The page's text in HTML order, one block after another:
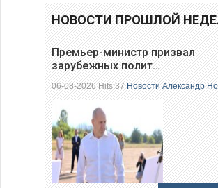
НОВОСТИ ПРОШЛОЙ
Премьер-министр призвал
зарубежных полит…
06-08-2026 Hits:37Новости Александр